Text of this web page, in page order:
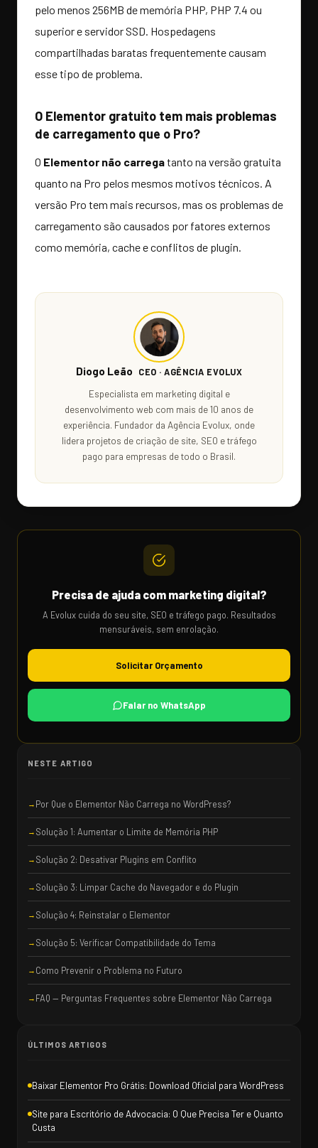
pelo menos 256MB de memória PHP, PHP 7.4 ou
superior e servidor SSD. Hospedagens
compartilhadas baratas frequentemente causam
esse tipo de problema.
O Elementor gratuito tem mais problemas
de carregamento que o Pro?
O Elementor não carregatanto na versão gratuita
quanto na Pro pelos mesmos motivos técnicos. A
versão Pro tem mais recursos, mas os problemas de
carregamento são causados por fatores externos
como memória, cache e conflitos de plugin.
Diogo Leão CEO · AGÊNCIA EVOLUX
Especialista em marketing digital e
desenvolvimento web com mais de 10 anos de
experiência. Fundador da Agência Evolux, onde
lidera projetos de criação de site, SEO e tráfego
pago para empresas de todo o Brasil.
Precisa de ajuda com marketing digital?
A Evolux cuida do seu site, SEO e tráfego pago. Resultados
mensuráveis, sem enrolação.
Solicitar Orçamento
Falar no WhatsApp
NESTE ARTIGO
Por Que o Elementor Não Carrega no WordPress?
Solução 1: Aumentar o Limite de Memória PHP
Solução 2: Desativar Plugins em Conflito
Solução 3: Limpar Cache do Navegador e do Plugin
Solução 4: Reinstalar o Elementor
Solução 5: Verificar Compatibilidade do Tema
Como Prevenir o Problema no Futuro
FAQ — Perguntas Frequentes sobre Elementor Não Carrega
ÚLTIMOS ARTIGOS
Baixar Elementor Pro Grátis: Download Oficial para WordPress
Site para Escritório de Advocacia: O Que Precisa Ter e Quanto
Custa